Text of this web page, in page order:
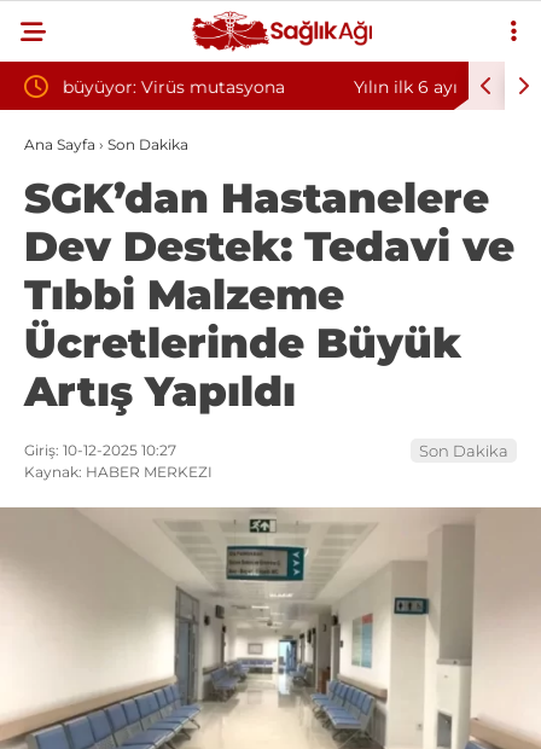
Yılın ilk 6 ayında 10 bini aşkın hasta hiperbarik
oksijen tedavisinden yararlandı
Ana Sayfa › Son Dakika
SGK’dan Hastanelere
Dev Destek: Tedavi ve
Tıbbi Malzeme
Ücretlerinde Büyük
Artış Yapıldı
Giriş: 10-12-2025 10:27
Kaynak: HABER MERKEZI
Son Dakika